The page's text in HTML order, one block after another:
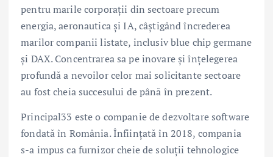
pentru marile corporații din sectoare precum
energia, aeronautica și IA, câștigând încrederea
marilor companii listate, inclusiv blue chip germane
și DAX. Concentrarea sa pe inovare și înțelegerea
profundă a nevoilor celor mai solicitante sectoare
au fost cheia succesului de până în prezent.
Principal33 este o companie de dezvoltare software
fondată în România. Înființată în 2018, compania
s-a impus ca furnizor cheie de soluții tehnologice